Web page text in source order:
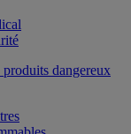
dangereux